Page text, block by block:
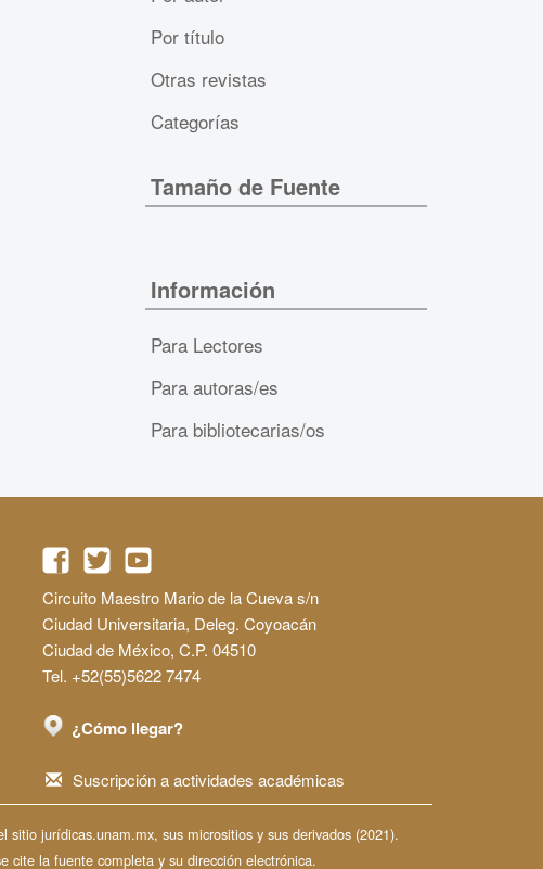
Por título
Otras revistas
Categorías
Tamaño de Fuente
Información
Para Lectores
Para autoras/es
Para bibliotecarias/os
Circuito Maestro Mario de la Cueva s/n
Ciudad Universitaria, Deleg. Coyoacán
Ciudad de México, C.P. 04510
Tel. +52(55)5622 7474
¿Cómo llegar?
Suscripción a actividades académicas
jurídicas.unam.mx, sus micrositios y sus derivados (2021).
cite la fuente completa y su dirección electrónica.